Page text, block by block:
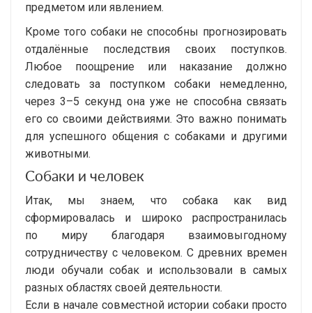
предметом или явлением.
Кроме того собаки не способны прогнозировать
отдалённые последствия своих поступков.
Любое поощрение или наказание должно
следовать за поступком собаки немедленно,
через 3–5 секунд она уже не способна связать
его со своими действиями. Это важно понимать
для успешного общения с собаками и другими
животными.
Собаки и человек
Итак, мы знаем, что собака как вид
сформировалась и широко распространилась
по миру благодаря взаимовыгодному
сотрудничеству с человеком. С древних времен
люди обучали собак и использовали в самых
разных областях своей деятельности.
Если в начале совместной истории собаки просто